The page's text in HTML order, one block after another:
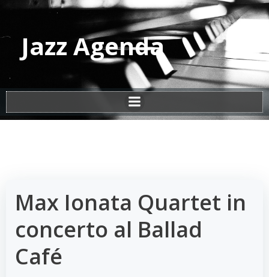
Vai
al
contenuto
Jazz Agenda
Max Ionata Quartet in
concerto al Ballad
Café